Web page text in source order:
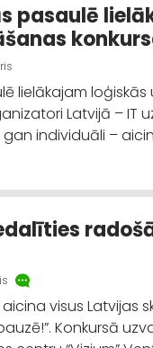
pasaulē
lielākajam
Latvijā – IT
individuāli –
aicina visus
Konkursā